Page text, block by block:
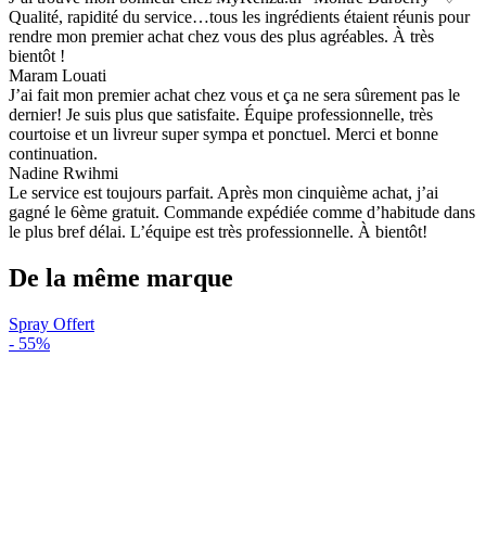
Qualité, rapidité du service…tous les ingrédients étaient réunis pour
rendre mon premier achat chez vous des plus agréables. À très
bientôt !
Maram Louati
J’ai fait mon premier achat chez vous et ça ne sera sûrement pas le
dernier! Je suis plus que satisfaite. Équipe professionnelle, très
courtoise et un livreur super sympa et ponctuel. Merci et bonne
continuation.
Nadine Rwihmi
Le service est toujours parfait. Après mon cinquième achat, j’ai
gagné le 6ème gratuit. Commande expédiée comme d’habitude dans
le plus bref délai. L’équipe est très professionnelle. À bientôt!
De la même marque
Spray Offert
- 55%